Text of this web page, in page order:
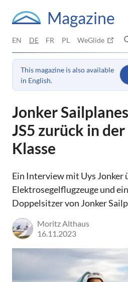
Magazine
EN DE FR PL WeGlide
This magazine is also available
in English.
Jonker
JS5 zurück in
Klasse
Ein Interview mit Uys Jonker
Elektrosegelflugzeuge und
Doppelsitzer von Jonker
Moritz Althaus
16.11.2023